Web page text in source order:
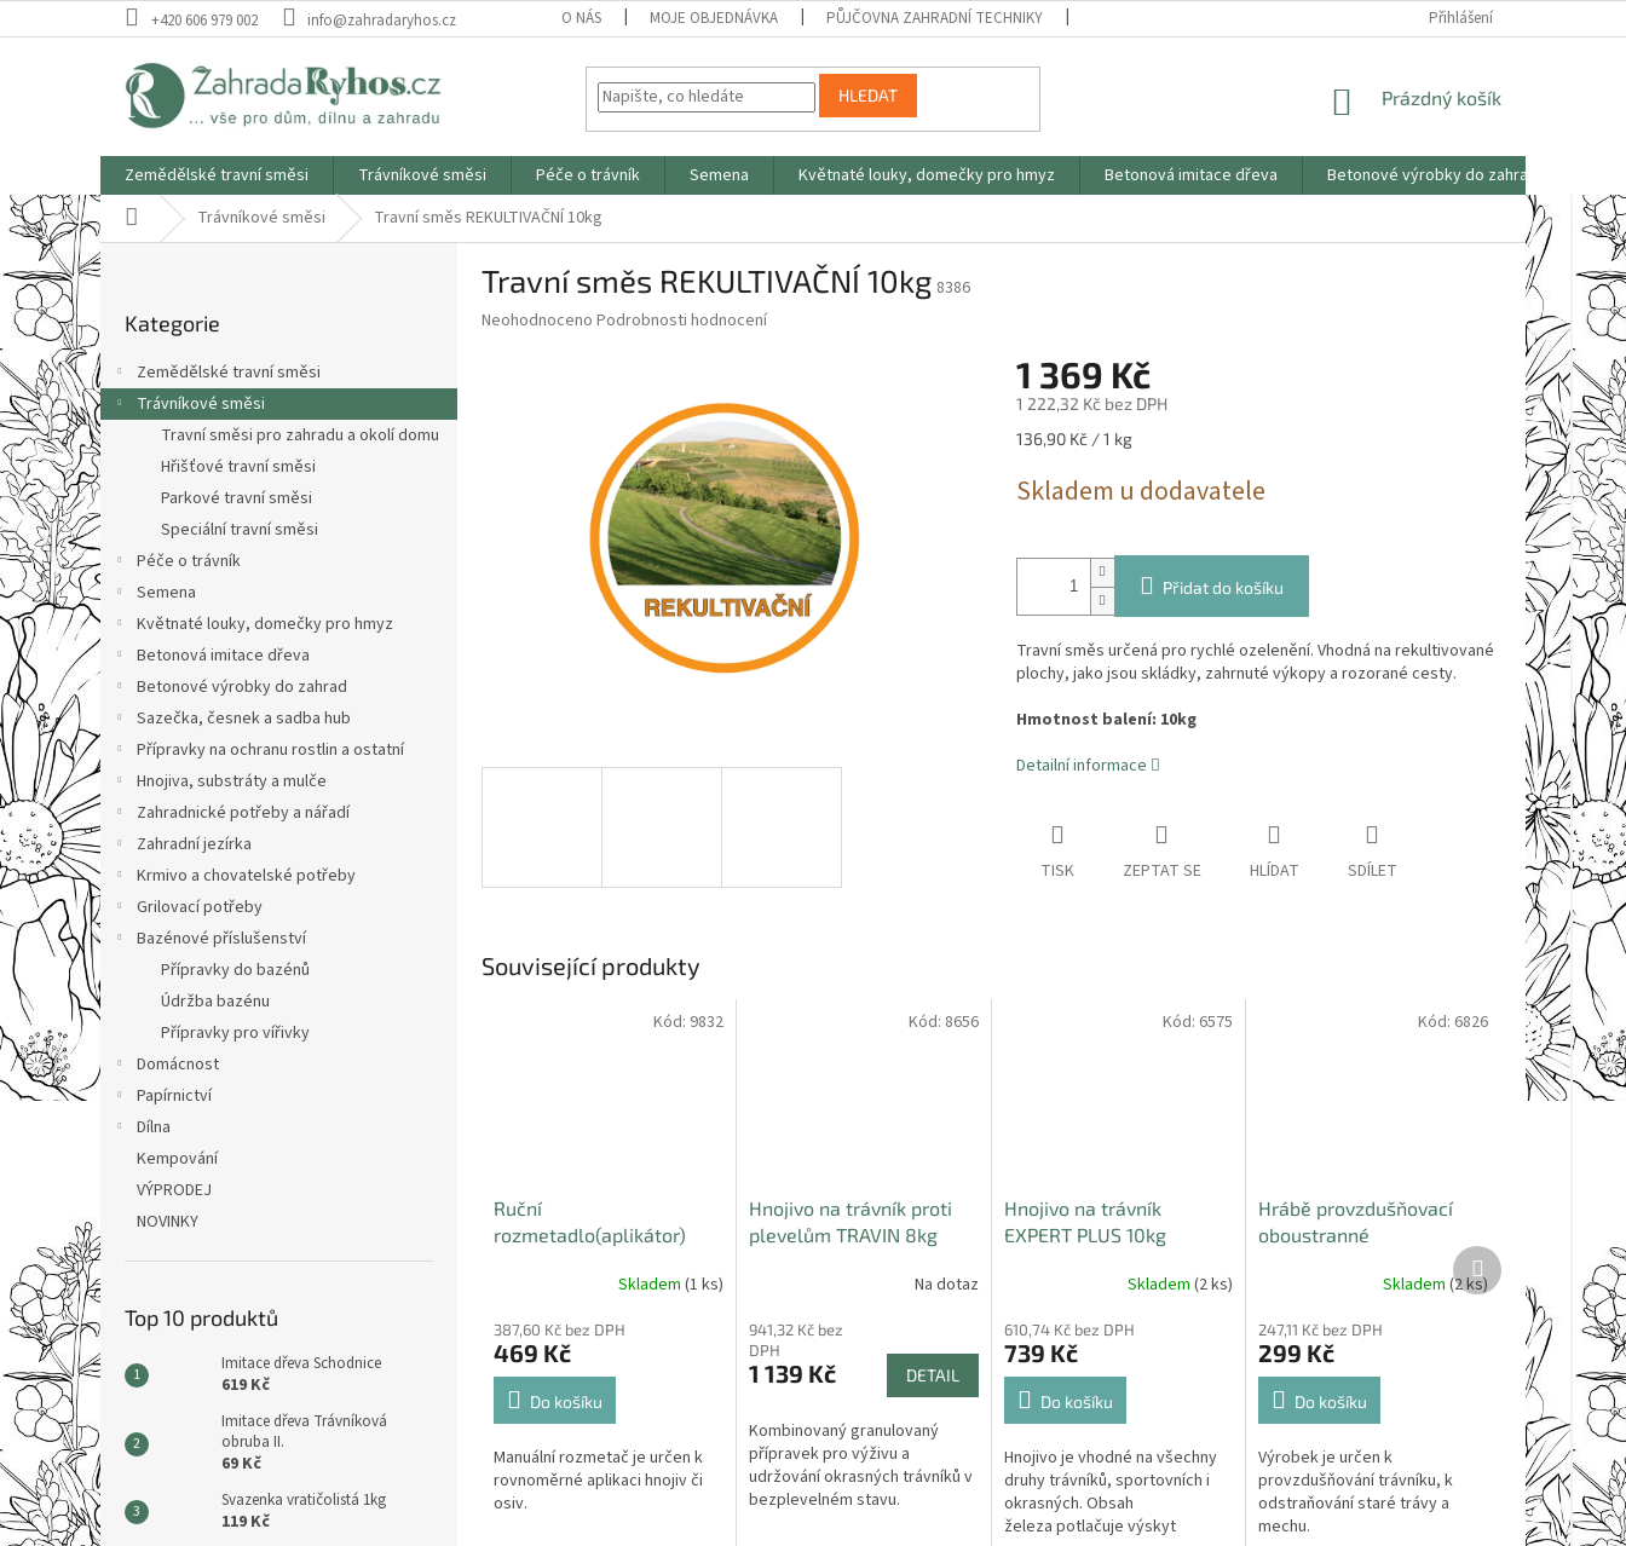
na
+420 606 979 002 info@zahradaryhos.cz O NÁS MOJE OBJEDNÁVKA PŮJČOVNA ZAHRADNÍ TECHNIKY PODMÍNKY OCHRANY
Přihlášení
HLEDAT
NÁKUPNÍ
Prázdný košík
Zemědělské travní směsi Trávníkové směsi Péče o trávník Semena Květnaté louky, domečky pro hmyz Betonová imitace dřeva Betonové výrobky do zahrad
Domů Trávníkové směsi Travní směs REKULTIVAČNÍ 10kg
P
o
r
a
n
n
í
p
a
n
e
l
kategorie
Kategorie
Zemědělské travní směsi
Trávníkové směsi
Travní směsi pro zahradu a okolí domu
Hřišťové travní směsi
Parkové travní směsi
Speciální travní směsi
Péče o trávník
Semena
Květnaté louky, domečky pro hmyz
Betonová imitace dřeva
Betonové výrobky do zahrad
Sazečka, česnek a sadba hub
Přípravky na ochranu rostlin a ostatní
Hnojiva, substráty a mulče
Zahradnické potřeby a nářadí
Zahradní jezírka
Krmivo a chovatelské potřeby
Grilovací potřeby
Bazénové příslušenství
Přípravky do bazénů
Údržba bazénu
Přípravky pro vířivky
Domácnost
Papírnictví
Dílna
Kempování
VÝPRODEJ
NOVINKY
Top 10 produktů
Imitace dřeva Schodnice
619 Kč
Imitace dřeva Trávníková
obruba II.
69 Kč
Svazenka vratičolistá 1kg
119 Kč
Travní směs REKULTIVAČNÍ 10kg 8386
Průměrné
Neohodnoceno Podrobnosti hodnocení
1 369 Kč
1 222,32 Kč bez DPH
Měrná
136,90 Kč / 1 kg
Skladem u dodavatele
Přidat do košíku
Travní směs určená pro rychlé ozelenění. Vhodná na rekultivované
plochy, jako jsou skládky, zahrnuté výkopy a rozorané cesty.
Hmotnost balení: 10kg
Detailní informace
TISK ZEPTAT SE HLÍDAT SDÍLET
Související produkty
Ruční
rozmetadlo(aplikátor)
Skladem (1 ks)
387,60 Kč bez DPH
469 Kč
Do košíku
Manuální rozmetač je určen k
rovnoměrné aplikaci hnojiv či
osiv.
Kód: 9832
Hnojivo na trávník proti
plevelům TRAVIN 8kg
Na dotaz
941,32 Kč bez
DPH
1 139 Kč DETAIL
Kombinovaný granulovaný
přípravek pro výživu a
udržování okrasných trávníků v
bezplevelném stavu.
Kód: 8656
Hnojivo na trávník
EXPERT PLUS 10kg
Skladem(2 ks)
610,74 Kč bez DPH
739 Kč
Do košíku
Hnojivo je vhodné na všechny
druhy trávníků, sportovních i
okrasných. Obsah
železa potlačuje výskyt
Kód: 6575
Hrábě provzdušňovací
oboustranné
Skladem (2 ks)
247,11 Kč bez DPH
299 Kč
Do košíku
Výrobek je určen k
provzdušňování trávníku, k
odstraňování staré trávy a
mechu.
Kód: 6826
Další
produkt